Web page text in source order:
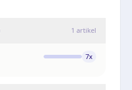
1 artikel
7x